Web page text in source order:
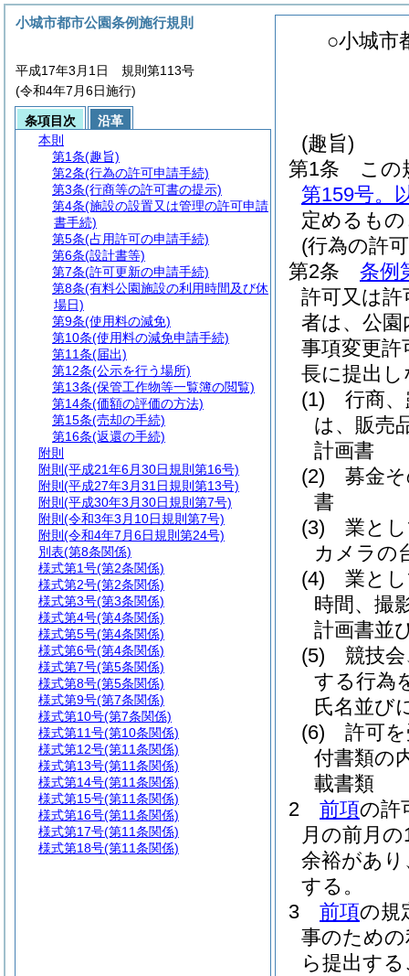
○小城市
(趣旨)
第1条
この
第159号。
定めるも
(行為の許
第2条
条例
許可又は
者は、公園
事項変更許
長に提出
(1)
行商
は、販売
計画書
(2)
募金
書
(3)
業と
カメラの
(4)
業と
時間、撮
計画書並
(5)
競技
する行為
氏名並び
(6)
許可
付書類の
載書類
2
前項の許
月の前月
余裕があ
する。
3
前項の規
事のため
ら提出す
小城市都市公園条例施行規則
平成17年3月1日 規則第113号
(令和4年7月6日施行)
条項目次
沿革
本則
第1条(趣旨)
第2条(行為の許可申請手続)
第3条(行商等の許可書の提示)
第4条(施設の設置又は管理の許可申請
書手続)
第5条(占用許可の申請手続)
第6条(設計書等)
第7条(許可更新の申請手続)
第8条(有料公園施設の利用時間及び休
場日)
第9条(使用料の減免)
第10条(使用料の減免申請手続)
第11条(届出)
第12条(公示を行う場所)
第13条(保管工作物等一覧簿の閲覧)
第14条(価額の評価の方法)
第15条(売却の手続)
第16条(返還の手続)
附則
附則 (平成21年6月30日規則第16号)
附則 (平成27年3月31日規則第13号)
附則 (平成30年3月30日規則第7号)
附則 (令和3年3月10日規則第7号)
附則 (令和4年7月6日規則第24号)
別表(第8条関係)
様式第1号(第2条関係)
様式第2号(第2条関係)
様式第3号(第3条関係)
様式第4号(第4条関係)
様式第5号(第4条関係)
様式第6号(第4条関係)
様式第7号(第5条関係)
様式第8号(第5条関係)
様式第9号(第7条関係)
様式第10号(第7条関係)
様式第11号(第10条関係)
様式第12号(第11条関係)
様式第13号(第11条関係)
様式第14号(第11条関係)
様式第15号(第11条関係)
様式第16号(第11条関係)
様式第17号(第11条関係)
様式第18号(第11条関係)